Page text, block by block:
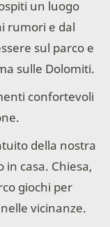
un luogo
rumori e dal
sul parco e
sulle Dolomiti.
confortevoli
della nostra
casa. Chiesa,
giochi per
vicinanze.